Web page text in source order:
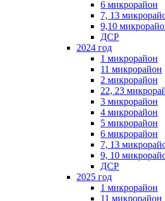
6 микрорайон
7, 13
9,10
ДСР
2024 год
1 микрорайон
11 микрорайон
2 микрорайон
22, 23
3 микрорайон
4 микрорайон
5 микрорайон
6 микрорайон
7, 13
9, 10
ДСР
2025 год
1 микрорайон
11 микрорайон